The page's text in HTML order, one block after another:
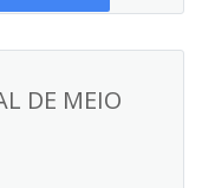
DE MEIO